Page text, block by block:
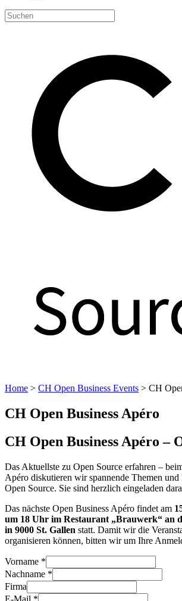
Home > CH Open Business Events > CH
CH Open Business Apéro
CH Open Business Apéro –
Das Aktuellste zu Open Source erfahren –
Apéro diskutieren wir spannende Themen
Open Source. Sie sind herzlich eingeladen
Das nächste Open Business Apéro findet am
um 18 Uhr im Restaurant „Brauwerk“ an
in 9000 St. Gallen statt. Damit wir die
organisieren können, bitten wir um Ihre
Vorname *
Nachname *
Firma
E-Mail *